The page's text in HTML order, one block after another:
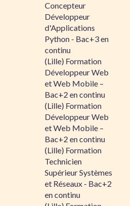
Concepteur
Développeur
d'Applications
Python - Bac+3 en
continu
(Lille) Formation
Développeur Web
et Web Mobile –
Bac+2 en continu
(Lille) Formation
Développeur Web
et Web Mobile –
Bac+2 en continu
(Lille) Formation
Technicien
Supérieur Systèmes
et Réseaux - Bac+2
en continu